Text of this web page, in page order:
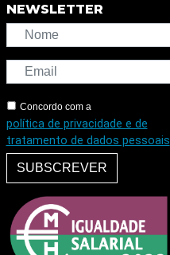
NEWSLETTER
Concordo com a
política de privacidade e de
tratamento de dados pessoais
SUBSCREVER